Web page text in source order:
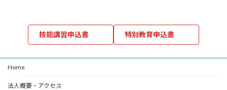
技能講習申込書 特別教育申込書
Home
法人概要・アクセス